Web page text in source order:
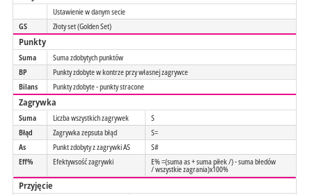
Ustawienie w danym secie
GS
Złoty set (Golden Set)
Punkty
Suma
Suma zdobytych punktów
BP
Punkty zdobyte w kontrze przy własnej zagrywce
Bilans
Punkty zdobyte - punkty stracone
Zagrywka
Suma Liczba wszystkich zagrywek
S
Błąd
Zagrywka zepsuta błąd
S=
As
Punkt zdobyty z zagrywki AS
S#
Eff%
Efektywsość zagrywki E% =(suma as + suma piłek /) - suma błedów
/ wszystkie zagrania)x100%
Przyjęcie